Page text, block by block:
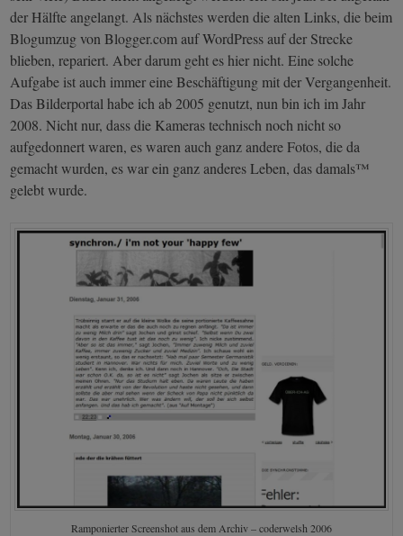
der Hälfte angelangt. Als nächstes werden die alten Links, die beim
Blogumzug von Blogger.com auf WordPress auf der Strecke
blieben, repariert. Aber darum geht es hier nicht. Eine solche
Aufgabe ist auch immer eine Beschäftigung mit der Vergangenheit.
Das Bilderportal habe ich ab 2005 genutzt, nun bin ich im Jahr
2008. Nicht nur, dass die Kameras technisch noch nicht so
aufgedonnert waren, es waren auch ganz andere Fotos, die da
gemacht wurden, es war ein ganz anderes Leben, das damals™
gelebt wurde.
Ramponierter Screenshot aus dem Archiv – coderwelsh 2006